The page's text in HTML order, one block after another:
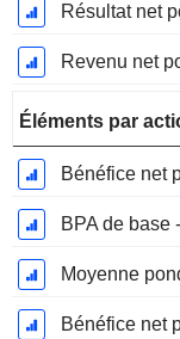
Éléments par
Bénéfice net
BPA de base
Moyenne
Bénéfice net